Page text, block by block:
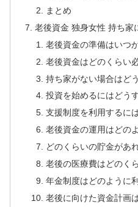
まとめ
老後資金 独身女性 持ち家
老後資金の準備はいつ
老後資金はどのくらい
持ち家がない場合はど
投資を始めるにはどう
支援制度を利用するに
老後資金の運用はどの
どのくらいの貯金があ
老後の医療費はどのく
年金制度はどのように
老後に向けた資金計画